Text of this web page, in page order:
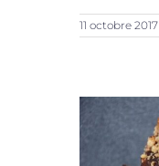
11 octobre 2017